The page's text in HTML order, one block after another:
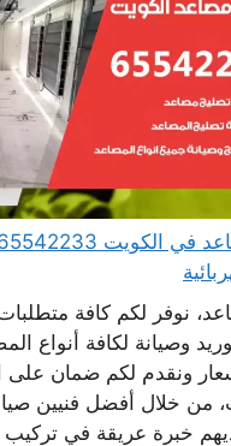
نوفر لكم كافة
وصيانة لكافة أنواع
ونقدم لكم ضمان
من خلال أفضل فنيين
خبرة عريقة في تركيب